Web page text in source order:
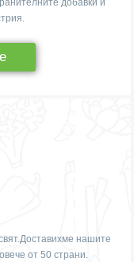
добавки и
нашите
от 50 страни.